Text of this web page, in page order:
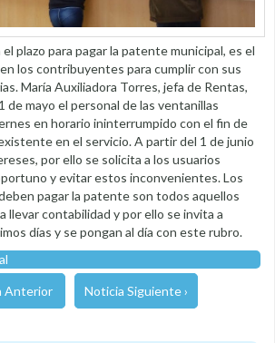
el plazo para pagar la patente municipal, es el
los contribuyentes para cumplir con sus
María Auxiliadora Torres, jefa de Rentas,
de mayo el personal de las ventanillas
en horario ininterrumpido con el fin de
en el servicio. A partir del 1 de junio
por ello se solicita a los usuarios
y evitar estos inconvenientes. Los
pagar la patente son todos aquellos
llevar contabilidad y por ello se invita a
días y se pongan al día con este rubro.
Anterior Noticia Siguiente ›